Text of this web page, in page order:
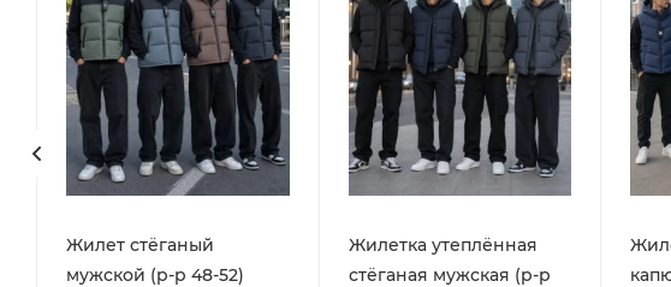
Жилет стёганый
мужской (р-р 48-52)
Жилетка утеплённая
стёганая мужская (р-р